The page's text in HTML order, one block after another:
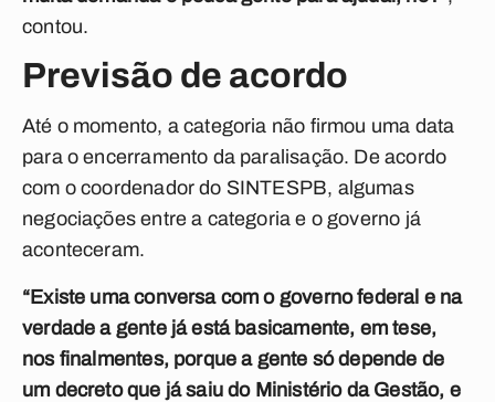
contou.
Previsão de acordo
Até o momento, a categoria não firmou uma data
para o encerramento da paralisação. De acordo
com o coordenador do SINTESPB, algumas
negociações entre a categoria e o governo já
aconteceram.
“Existe uma conversa com o governo federal e na
verdade a gente já está basicamente, em tese,
nos finalmentes, porque a gente só depende de
um decreto que já saiu do Ministério da Gestão, e